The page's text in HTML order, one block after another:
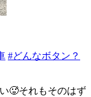
#どんなボタン？
🥵それもそのはず